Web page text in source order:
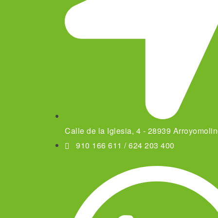
Calle de la Iglesia, 4 - 28939
910 166 611 / 624 203 400